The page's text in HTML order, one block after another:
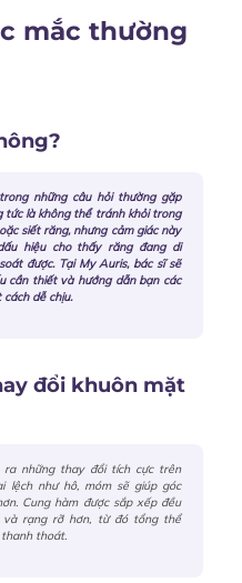
mắc thường
những câu hỏi thường gặp
tức là không thể tránh khỏi trong
siết răng, nhưng cảm giác này
hiệu cho thấy răng đang di
được. Tại My Auris, bác sĩ sẽ
cần thiết và hướng dẫn bạn các
dễ chịu.
đổi khuôn mặt
những thay đổi tích cực trên
lệch như hô, móm sẽ giúp góc
Cung hàm được sắp xếp đều
rạng rỡ hơn, từ đó tổng thể
thoát.